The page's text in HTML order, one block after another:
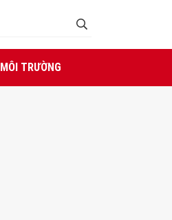
MÔI TRƯỜNG